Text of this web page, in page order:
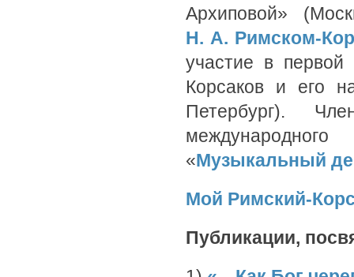
Архиповой»
Н. А. Римском-
участие в
Корсаков и его
Петербург).
«Музыкальный
Мой Римский-
Публикации,